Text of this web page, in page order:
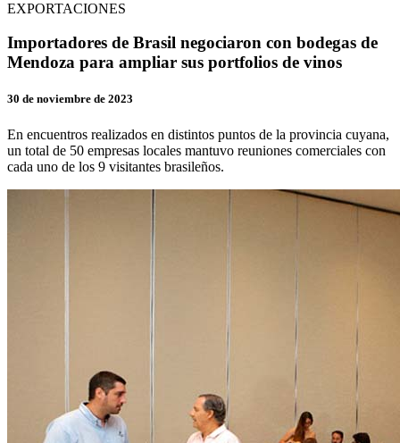
EXPORTACIONES
Importadores de Brasil negociaron con bodegas de
Mendoza para ampliar sus portfolios de vinos
30 de noviembre de 2023
En encuentros realizados en distintos puntos de la provincia cuyana,
un total de 50 empresas locales mantuvo reuniones comerciales con
cada uno de los 9 visitantes brasileños.